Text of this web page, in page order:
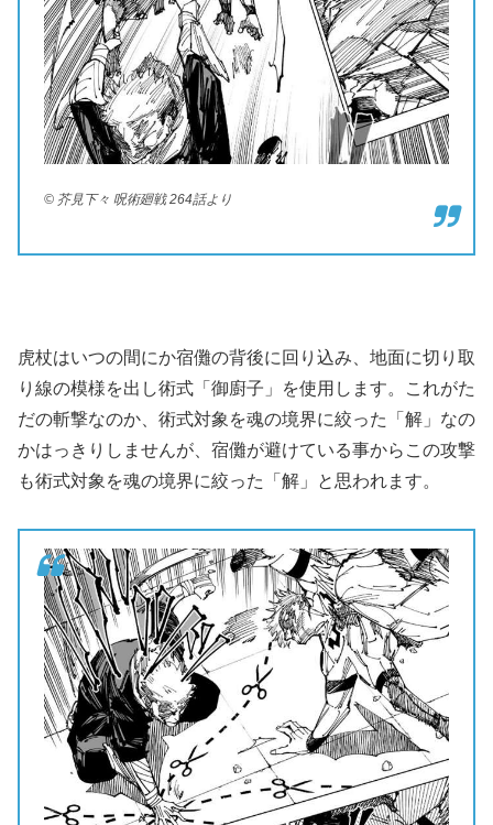
© 芥見下々 呪術廻戦 264話より
虎杖はいつの間にか宿儺の背後に回り込み、地面に切り取
り線の模様を出し術式「御廚子」を使用します。これがた
だの斬撃なのか、術式対象を魂の境界に絞った「解」なの
かはっきりしませんが、宿儺が避けている事からこの攻撃
も術式対象を魂の境界に絞った「解」と思われます。